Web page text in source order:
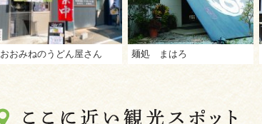
おおみねのうどん屋さん 麺処 まはろ